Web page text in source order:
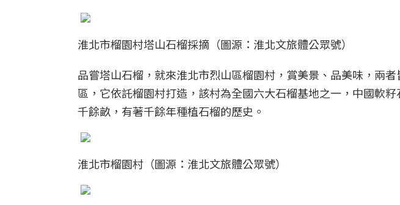
淮北市榴園村塔山石榴採摘（圖源：淮北文旅體公眾號）
品嘗塔山石榴，就來淮北市烈山區榴園村，賞美景、品美味，兩
區，它依託榴園村打造，該村為全國六大石榴基地之一，中國軟
千餘畝，有著千餘年種植石榴的歷史。
淮北市榴園村（圖源：淮北文旅體公眾號）